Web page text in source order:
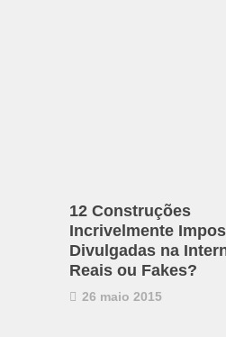
12 Construções
Incrivelmente
Divulgadas na
Reais ou Fakes?
26 maio 2015